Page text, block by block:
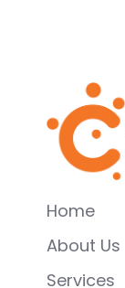
Home
About Us
Services